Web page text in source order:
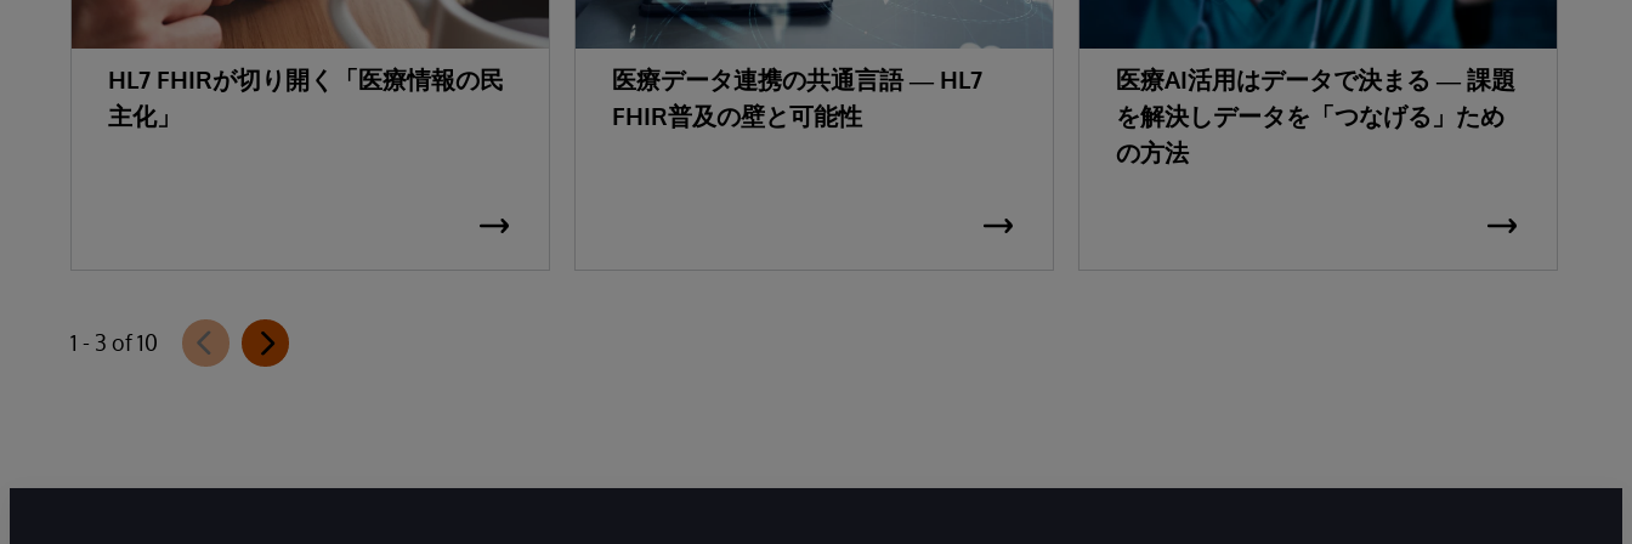
HL7 FHIRが切り開く「医療情報の民
主化」
医療データ連携の共通言語 ― HL7
FHIR普及の壁と可能性
医療AI活用はデータで決まる ― 課題
を解決しデータを「つなげる」ため
の方法
1 - 3 of 10